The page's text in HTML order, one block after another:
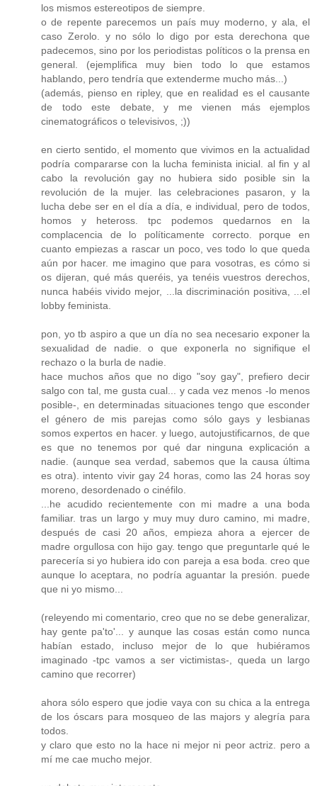
los mismos estereotipos de siempre.
o de repente parecemos un país muy moderno, y ala, el
caso Zerolo. y no sólo lo digo por esta derechona que
padecemos, sino por los periodistas políticos o la prensa en
general. (ejemplifica muy bien todo lo que estamos
hablando, pero tendría que extenderme mucho más...)
(además, pienso en ripley, que en realidad es el causante
de todo este debate, y me vienen más ejemplos
cinematográficos o televisivos, ;))
en cierto sentido, el momento que vivimos en la actualidad
podría compararse con la lucha feminista inicial. al fin y al
cabo la revolución gay no hubiera sido posible sin la
revolución de la mujer. las celebraciones pasaron, y la
lucha debe ser en el día a día, e individual, pero de todos,
homos y heteross. tpc podemos quedarnos en la
complacencia de lo políticamente correcto. porque en
cuanto empiezas a rascar un poco, ves todo lo que queda
aún por hacer. me imagino que para vosotras, es cómo si
os dijeran, qué más queréis, ya tenéis vuestros derechos,
nunca habéis vivido mejor, ...la discriminación positiva, ...el
lobby feminista.
pon, yo tb aspiro a que un día no sea necesario exponer la
sexualidad de nadie. o que exponerla no signifique el
rechazo o la burla de nadie.
hace muchos años que no digo "soy gay", prefiero decir
salgo con tal, me gusta cual... y cada vez menos -lo menos
posible-, en determinadas situaciones tengo que esconder
el género de mis parejas como sólo gays y lesbianas
somos expertos en hacer. y luego, autojustificarnos, de que
es que no tenemos por qué dar ninguna explicación a
nadie. (aunque sea verdad, sabemos que la causa última
es otra). intento vivir gay 24 horas, como las 24 horas soy
moreno, desordenado o cinéfilo.
...he acudido recientemente con mi madre a una boda
familiar. tras un largo y muy muy duro camino, mi madre,
después de casi 20 años, empieza ahora a ejercer de
madre orgullosa con hijo gay. tengo que preguntarle qué le
parecería si yo hubiera ido con pareja a esa boda. creo que
aunque lo aceptara, no podría aguantar la presión. puede
que ni yo mismo...
(releyendo mi comentario, creo que no se debe generalizar,
hay gente pa'to'... y aunque las cosas están como nunca
habían estado, incluso mejor de lo que hubiéramos
imaginado -tpc vamos a ser victimistas-, queda un largo
camino que recorrer)
ahora sólo espero que jodie vaya con su chica a la entrega
de los óscars para mosqueo de las majors y alegría para
todos.
y claro que esto no la hace ni mejor ni peor actriz. pero a
mí me cae mucho mejor.